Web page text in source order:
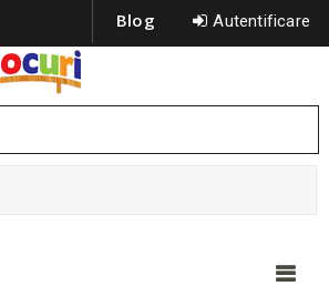
Autentificare
Blog